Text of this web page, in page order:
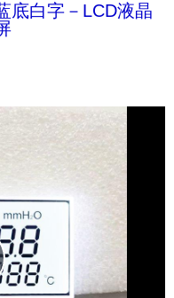
底白字－LCD液晶